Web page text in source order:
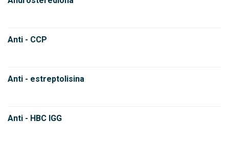
Anti - CCP
Anti - estreptolisina
Anti - HBC IGG